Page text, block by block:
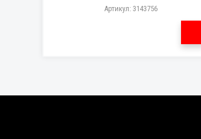
Артикул: 3143756